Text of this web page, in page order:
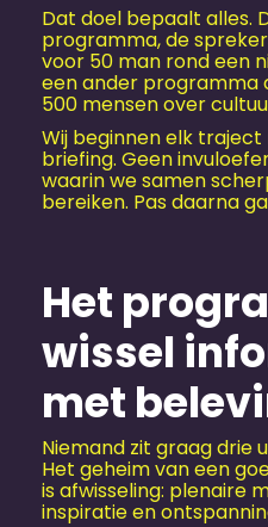
Dat doel bepaalt alles.
programma, de
voor 50 man rond een
een ander programma
500 mensen over
Wij beginnen elk
briefing. Geen
waarin we samen
bereiken. Pas daarna
Het
wissel
met
Niemand zit graag drie
Het geheim van een
is afwisseling: plenaire
inspiratie en